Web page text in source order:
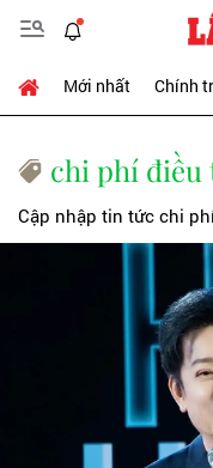
Mới nhất Chính
chi phí điều
Cập nhập tin tức chi